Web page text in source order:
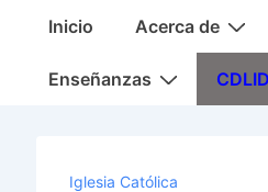
MainInicio Acerca de
Enseñanzas
Iglesia Católica